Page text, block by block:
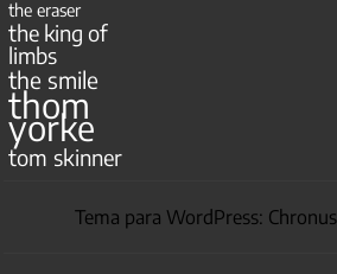
the eraser
the king of
limbs
the smile
thom
yorke
tom skinner
Tema para WordPress: